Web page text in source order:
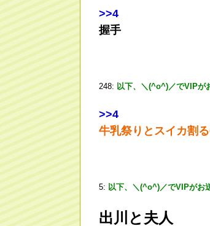
>>4
握手
248: 以下、＼(^o^)／でVIPが
>>4
牛乳祭りとスイカ割
5: 以下、＼(^o^)／でVIPがお
出川と夫人